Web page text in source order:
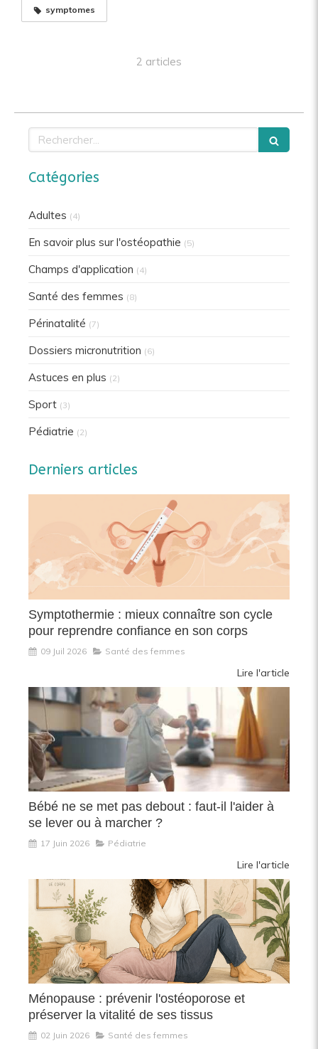
symptomes
2 articles
Rechercher
Catégories
Adultes (4)
En savoir plus sur l'ostéopathie (5)
Champs d'application (4)
Santé des femmes (8)
Périnatalité (7)
Dossiers micronutrition (6)
Astuces en plus (2)
Sport (3)
Pédiatrie (2)
Derniers articles
Symptothermie : mieux connaître son cycle
pour reprendre confiance en son corps
09 Juil 2026 Santé des femmes
Lire l'article
Bébé ne se met pas debout : faut-il l'aider à
se lever ou à marcher ?
17 Juin 2026 Pédiatrie
Lire l'article
Ménopause : prévenir l'ostéoporose et
préserver la vitalité de ses tissus
02 Juin 2026 Santé des femmes